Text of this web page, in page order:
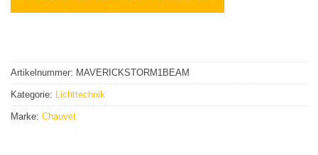
Artikelnummer: MAVERICKSTORM1BEAM
Kategorie: Lichttechnik
Marke: Chauvet